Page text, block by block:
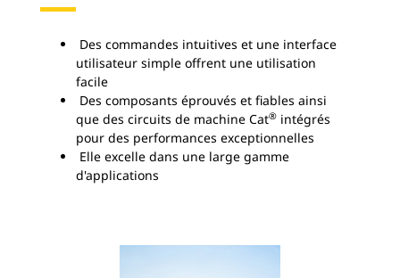
Des commandes intuitives et une interface
utilisateur simple offrent une utilisation
facile
Des composants éprouvés et fiables ainsi
que des circuits de machine Cat® intégrés
pour des performances exceptionnelles
Elle excelle dans une large gamme
d'applications